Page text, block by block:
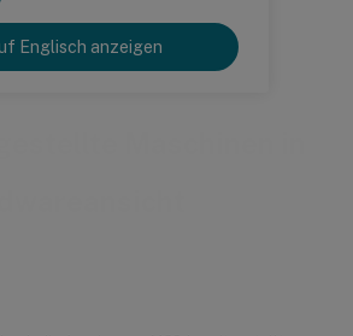
Englisch anzeigen